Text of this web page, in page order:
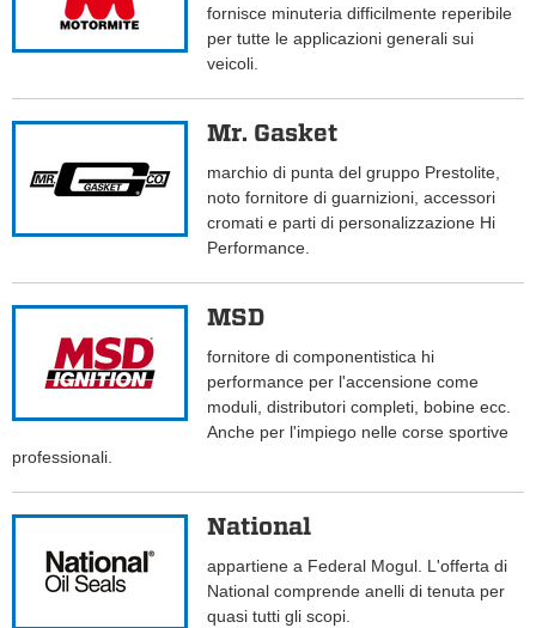
fornisce minuteria difficilmente reperibile
per tutte le applicazioni generali sui
veicoli.
Mr. Gasket
marchio di punta del gruppo Prestolite,
noto fornitore di guarnizioni, accessori
cromati e parti di personalizzazione Hi
Performance.
MSD
fornitore di componentistica hi
performance per l'accensione come
moduli, distributori completi, bobine ecc.
Anche per l'impiego nelle corse sportive
professionali.
National
appartiene a Federal Mogul. L'offerta di
National comprende anelli di tenuta per
quasi tutti gli scopi.